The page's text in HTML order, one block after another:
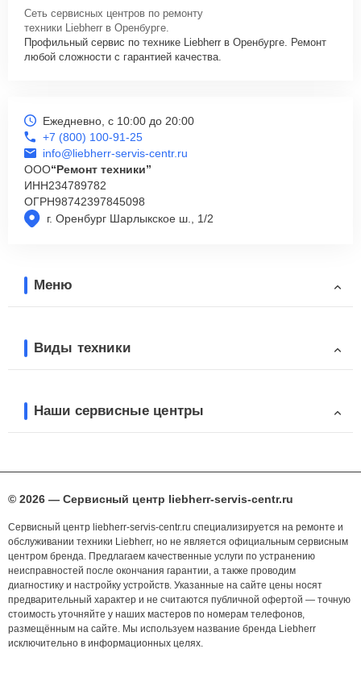
Сеть сервисных центров по ремонту
техники Liebherr в Оренбурге.
Профильный сервис по технике Liebherr в Оренбурге. Ремонт
любой сложности с гарантией качества.
г. Оренбург Шарлыкское ш., 1/2
Ежедневно, с 10:00 до 20:00
+7 (800) 100-91-25
info@liebherr-servis-centr.ru
ООО“Ремонт техники”
ИНН234789782
ОГРН98742397845098
Меню
Виды техники
Наши сервисные центры
© 2026 — Сервисный центр liebherr-servis-centr.ru
Сервисный центр liebherr-servis-centr.ru специализируется на ремонте и
обслуживании техники Liebherr, но не является официальным сервисным
центром бренда. Предлагаем качественные услуги по устранению
неисправностей после окончания гарантии, а также проводим
диагностику и настройку устройств. Указанные на сайте цены носят
предварительный характер и не считаются публичной офертой — точную
стоимость уточняйте у наших мастеров по номерам телефонов,
размещённым на сайте. Мы используем название бренда Liebherr
исключительно в информационных целях.